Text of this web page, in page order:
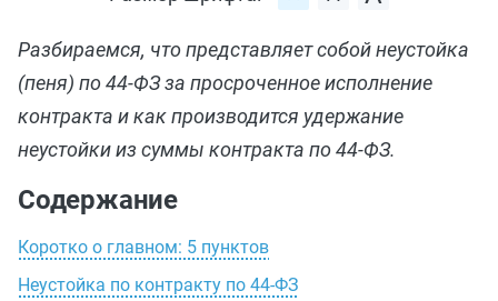
Разбираемся, что представляет собой неустойка
(пеня) по 44-ФЗ за просроченное исполнение
контракта и как производится удержание
неустойки из суммы контракта по 44-ФЗ.
Содержание
Коротко о главном: 5 пунктов
Неустойка по контракту по 44-ФЗ